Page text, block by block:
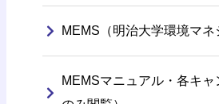
MEMS（明治大学環境マネ
MEMSマニュアル・各キ